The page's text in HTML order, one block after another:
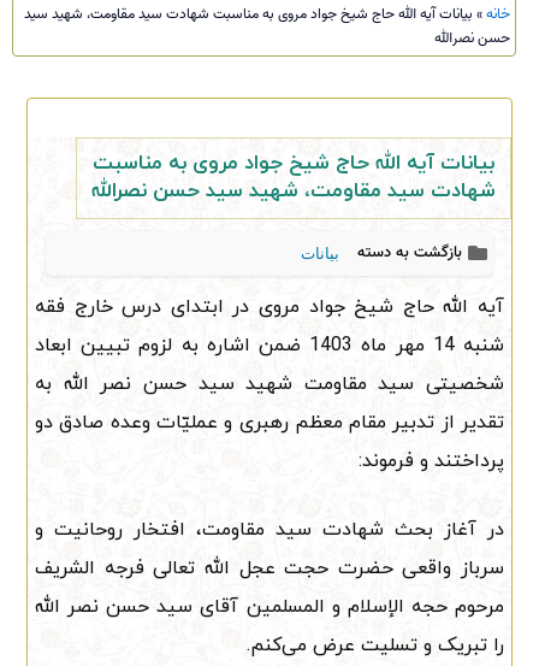
خانه» بیانات آیه الله حاج شیخ جواد مروی به مناسبت شهادت سید مقاومت، شهید سید
حسن نصرالله
بیانات آیه الله حاج شیخ جواد مروی به مناسبت
شهادت سید مقاومت، شهید سید حسن نصرالله
بازگشت به دسته بیانات
آیه الله حاج شیخ جواد مروی در ابتدای درس خارج فقه
شنبه 14 مهر ماه 1403 ضمن اشاره به لزوم تبیین ابعاد
شخصیتی سید مقاومت شهید سید حسن نصر الله به
تقدیر از تدبیر مقام معظم رهبری و عملیّات وعده صادق دو
پرداختند و فرموند:
در آغاز بحث شهادت سید مقاومت، افتخار روحانیت و
سرباز واقعی حضرت حجت عجل الله تعالی فرجه الشریف
مرحوم حجه الإسلام و المسلمین آقای سید حسن نصر الله
را تبریک و تسلیت عرض می‌کنم.